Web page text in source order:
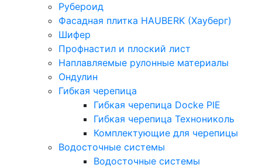
Рубероид
Фасадная плитка HAUBERK (Хауберг)
Шифер
Профнастил и плоский лист
Наплавляемые рулонные материалы
Ондулин
Гибкая черепица
Гибкая черепица Docke PIE
Гибкая черепица Технониколь
Комплектующие для черепицы
Водосточные системы
Водосточные системы